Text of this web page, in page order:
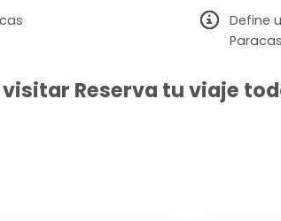
Define
Reserva tu viaje